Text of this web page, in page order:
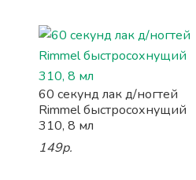
60 секунд лак д/ногтей
Rimmel быстросохнущий
310, 8 мл
149р.